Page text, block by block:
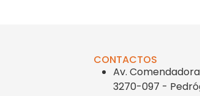
CONTACTOS
Av.
3270-097 -